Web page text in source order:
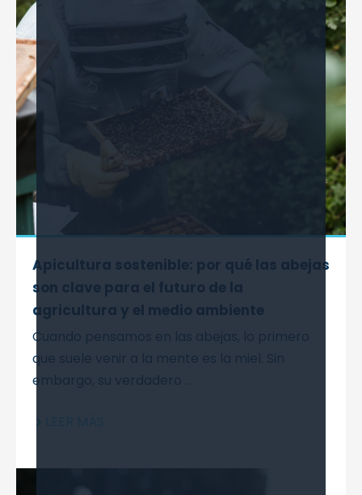
Apicultura sostenible: por qué las abejas
son clave para el futuro de la
agricultura y el medio ambiente
Cuando pensamos en las abejas, lo primero
que suele venir a la mente es la miel. Sin
embargo, su verdadero ...